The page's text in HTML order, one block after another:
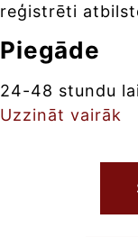
reģistrēti
Piegāde
24-48 stundu
Uzzināt vairāk